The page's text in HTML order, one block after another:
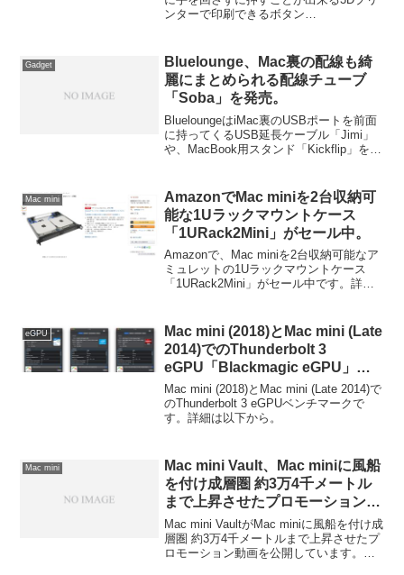
ンターで印刷できるボタン
Gadget
Bluelounge、Mac裏の配線も綺
麗にまとめられる配線チューブ
「Soba」を発売。
BlueloungeはiMac裏のUSBポートを前面
に持ってくるUSB延長ケーブル「Jimi」
や、MacBook用スタンド「Kickflip」を作
麗にまとめられる配線チューブ／モール
「Soba」を発表＆発売したそうです。詳
細は以下から。
Mac mini
AmazonでMac miniを2台収納可
能な1Uラックマウントケース
「1URack2Mini」がセール中。
Amazonで、Mac miniを2台収納可能なア
ミュレットの1Uラックマウントケース
「1URack2Mini」がセール中です。詳細
eGPU
Mac mini (2018)とMac mini (Late
2014)でのThunderbolt 3
eGPU「Blackmagic eGPU」ベ
ンチマーク。
Mac mini (2018)とMac mini (Late 2014)で
のThunderbolt 3 eGPUベンチマークで
す。詳細は以下から。
Mac mini
Mac mini Vault、Mac miniに風船
を付け成層圏 約3万4千メートル
まで上昇させたプロモーション動
画を公開。
Mac mini VaultがMac miniに風船を付け成
層圏 約3万4千メートルまで上昇させたプ
ロモーション動画を公開しています。詳